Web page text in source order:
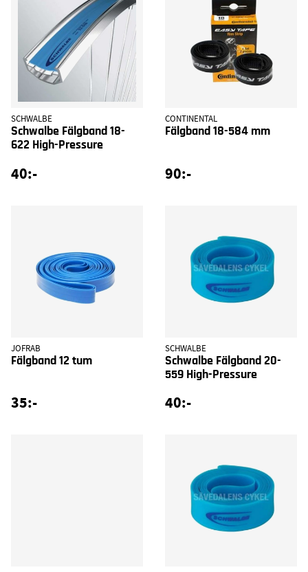
SCHWALBE
Schwalbe Fälgband 18-
622 High-Pressure
40:-
CONTINENTAL
Fälgband 18-584 mm
90:-
JOFRAB
Fälgband 12 tum
35:-
SCHWALBE
Schwalbe Fälgband 20-
559 High-Pressure
40:-